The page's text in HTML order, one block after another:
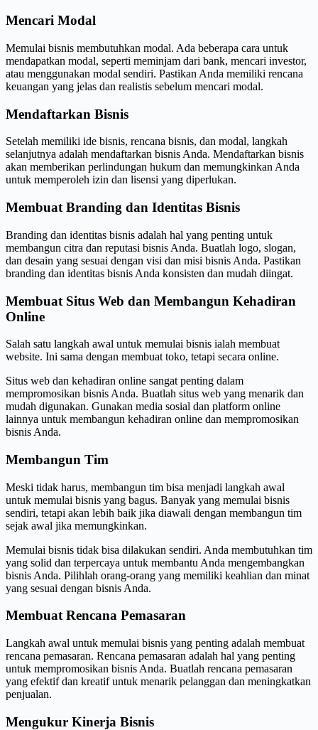
Mencari Modal
Memulai bisnis membutuhkan modal. Ada beberapa cara untuk
mendapatkan modal, seperti meminjam dari bank, mencari investor,
atau menggunakan modal sendiri. Pastikan Anda memiliki rencana
keuangan yang jelas dan realistis sebelum mencari modal.
Mendaftarkan Bisnis
Setelah memiliki ide bisnis, rencana bisnis, dan modal, langkah
selanjutnya adalah mendaftarkan bisnis Anda. Mendaftarkan bisnis
akan memberikan perlindungan hukum dan memungkinkan Anda
untuk memperoleh izin dan lisensi yang diperlukan.
Membuat Branding dan Identitas Bisnis
Branding dan identitas bisnis adalah hal yang penting untuk
membangun citra dan reputasi bisnis Anda. Buatlah logo, slogan,
dan desain yang sesuai dengan visi dan misi bisnis Anda. Pastikan
branding dan identitas bisnis Anda konsisten dan mudah diingat.
Membuat Situs Web dan Membangun Kehadiran
Online
Salah satu langkah awal untuk memulai bisnis ialah membuat
website. Ini sama dengan membuat toko, tetapi secara online.
Situs web dan kehadiran online sangat penting dalam
mempromosikan bisnis Anda. Buatlah situs web yang menarik dan
mudah digunakan. Gunakan media sosial dan platform online
lainnya untuk membangun kehadiran online dan mempromosikan
bisnis Anda.
Membangun Tim
Meski tidak harus, membangun tim bisa menjadi langkah awal
untuk memulai bisnis yang bagus. Banyak yang memulai bisnis
sendiri, tetapi akan lebih baik jika diawali dengan membangun tim
sejak awal jika memungkinkan.
Memulai bisnis tidak bisa dilakukan sendiri. Anda membutuhkan tim
yang solid dan terpercaya untuk membantu Anda mengembangkan
bisnis Anda. Pilihlah orang-orang yang memiliki keahlian dan minat
yang sesuai dengan bisnis Anda.
Membuat Rencana Pemasaran
Langkah awal untuk memulai bisnis yang penting adalah membuat
rencana pemasaran. Rencana pemasaran adalah hal yang penting
untuk mempromosikan bisnis Anda. Buatlah rencana pemasaran
yang efektif dan kreatif untuk menarik pelanggan dan meningkatkan
penjualan.
Mengukur Kinerja Bisnis